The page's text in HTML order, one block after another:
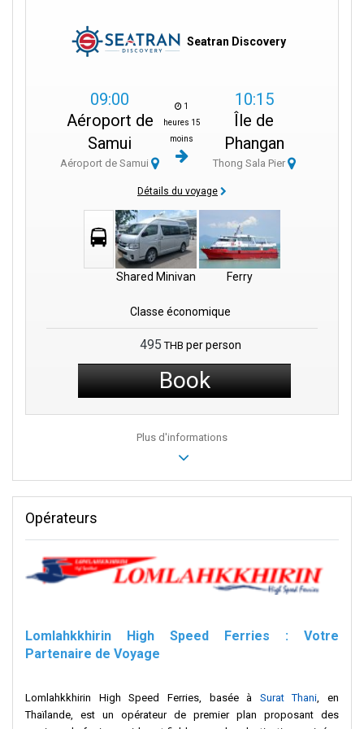
Seatran Discovery
09:00
Aéroport de
Samui
Aéroport de Samui
1
heures 15
moins
10:15
Île de
Phangan
Thong Sala Pier
Détails du voyage
Shared Minivan Ferry
Classe économique
495 THB per person
Book
Plus d'informations
Opérateurs
Lomlahkkhirin High Speed Ferries : Votre
Partenaire de Voyage
Lomlahkkhirin High Speed Ferries, basée à Surat Thani , en
Thaïlande, est un opérateur de premier plan proposant des